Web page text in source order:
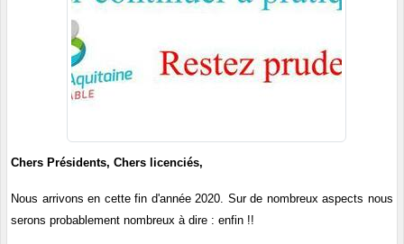
Chers Présidents, Chers licenciés,
Nous arrivons en cette fin d'année 2020. Sur de nombreux aspects nous
serons probablement nombreux à dire : enfin !!